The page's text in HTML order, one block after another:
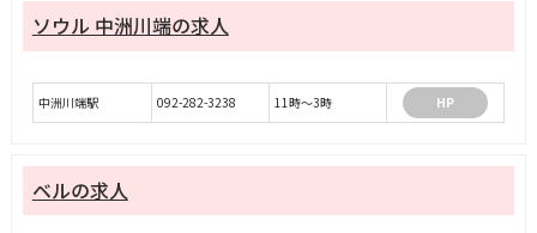
ソウル 中洲川端の求人
中洲川端駅 092-282-3238 11時〜3時 HP
ベルの求人